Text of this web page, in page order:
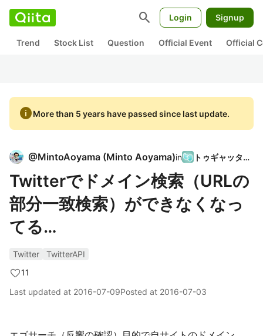
search Login Signup
Trend Stock List Question Official Event Official
infoMore than 5 years have passed since last update.
@MintoAoyama (Minto Aoyama)in トゥギャッター
Twitterでドメイン検索（URLの
部分一致検索）ができなくなっ
てる…
Twitter
TwitterAPI
11
Last updated at 2016-07-09Posted at 2016-07-03